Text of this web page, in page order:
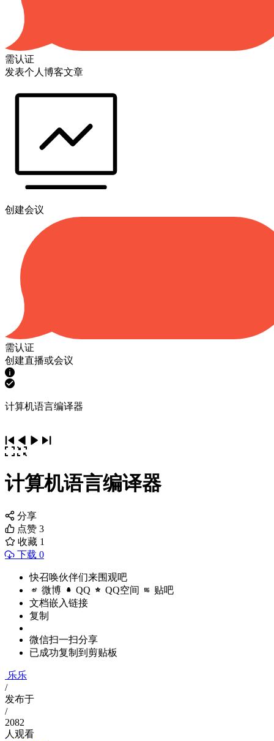
需认证
发表个人博客文章
创建会议
需认证
创建直播或会议
计算机语言编译器
计算机语言编译器
分享
点赞 3
收藏 1
下载 0
快召唤伙伴们来围观吧
微博 QQ QQ空间 贴吧
文档嵌入链接
复制
微信扫一扫分享
已成功复制到剪贴板
乐乐
/
发布于
/
2082
人观看